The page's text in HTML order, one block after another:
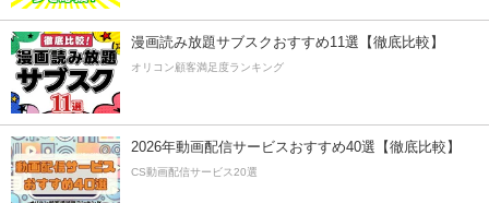
漫画読み放題サブスクおすすめ11選【徹底比較】
オリコン顧客満足度ランキング
2026年動画配信サービスおすすめ40選【徹底比較】
CS動画配信サービス20選